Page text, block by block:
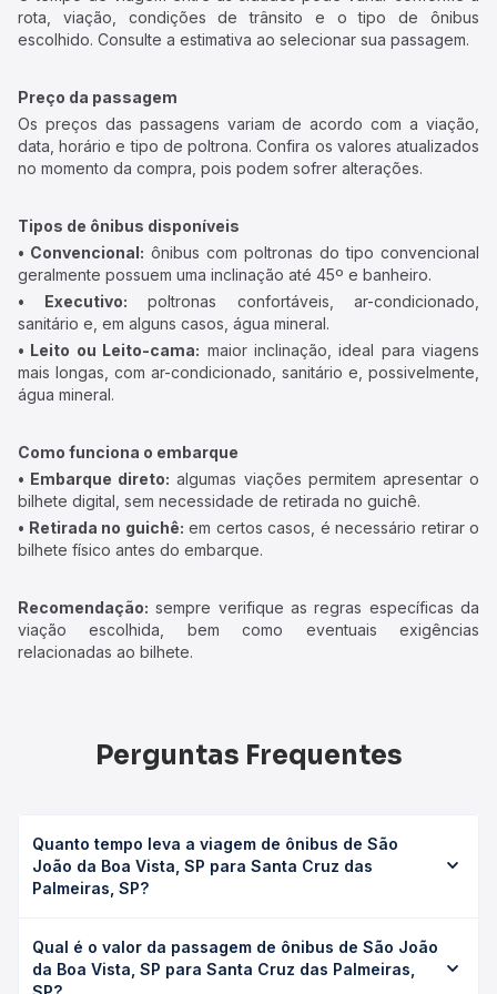
rota, viação, condições de trânsito e o tipo de ônibus
escolhido. Consulte a estimativa ao selecionar sua passagem.
Preço da passagem
Os preços das passagens variam de acordo com a viação,
data, horário e tipo de poltrona. Confira os valores atualizados
no momento da compra, pois podem sofrer alterações.
Tipos de ônibus disponíveis
• Convencional: ônibus com poltronas do tipo convencional
geralmente possuem uma inclinação até 45º e banheiro.
• Executivo: poltronas confortáveis, ar-condicionado,
sanitário e, em alguns casos, água mineral.
• Leito ou Leito-cama: maior inclinação, ideal para viagens
mais longas, com ar-condicionado, sanitário e, possivelmente,
água mineral.
Como funciona o embarque
• Embarque direto: algumas viações permitem apresentar o
bilhete digital, sem necessidade de retirada no guichê.
• Retirada no guichê: em certos casos, é necessário retirar o
bilhete físico antes do embarque.
Recomendação: sempre verifique as regras específicas da
viação escolhida, bem como eventuais exigências
relacionadas ao bilhete.
Perguntas Frequentes
Quanto tempo leva a viagem de ônibus de São
João da Boa Vista, SP para Santa Cruz das
Palmeiras, SP?
Santa Cruz das Palmeiras, SP leva em média 1h 30min,
podendo variar conforme a viação, o tipo de serviço
Qual é o valor da passagem de ônibus de São João
da Boa Vista, SP para Santa Cruz das Palmeiras,